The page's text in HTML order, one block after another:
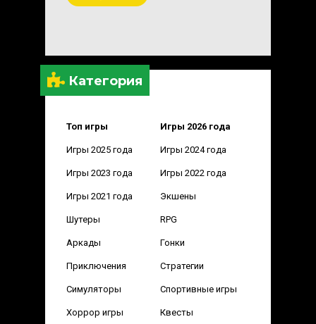
Категория
Топ игры Игры 2026 года
Игры 2025 года Игры 2024 года
Игры 2023 года Игры 2022 года
Игры 2021 года Экшены
Шутеры RPG
Аркады Гонки
Приключения Стратегии
Симуляторы Спортивные игры
Хоррор игры Квесты